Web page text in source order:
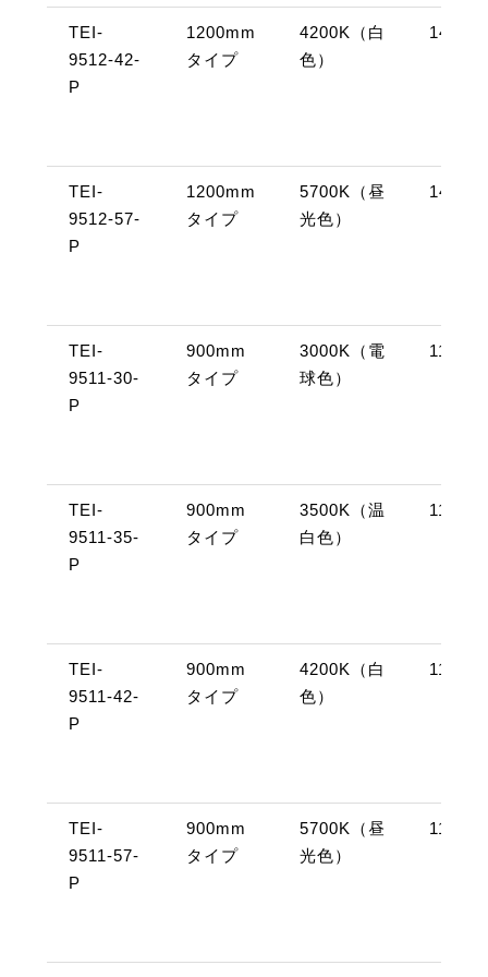
TEI-
9512-42-
P
1200mm
タイプ
4200K（白
色）
14W
TEI-
9512-57-
P
1200mm
タイプ
5700K（昼
光色）
14W
TEI-
9511-30-
P
900mm
タイプ
3000K（電
球色）
11W
TEI-
9511-35-
P
900mm
タイプ
3500K（温
白色）
11W
TEI-
9511-42-
P
900mm
タイプ
4200K（白
色）
11W
TEI-
9511-57-
P
900mm
タイプ
5700K（昼
光色）
11W